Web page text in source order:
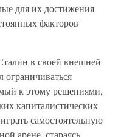
для их достижения
факторов
в своей внешней
к этому решениями,
капиталистических
самостоятельную
арене, стараясь